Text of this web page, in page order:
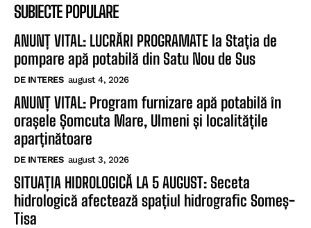
SUBIECTE POPULARE
ANUNȚ VITAL: LUCRĂRI PROGRAMATE la Stația de
pompare apă potabilă din Satu Nou de Sus
DE INTERES august 4, 2026
ANUNȚ VITAL: Program furnizare apă potabilă în
orașele Șomcuta Mare, Ulmeni și localitățile
aparținătoare
DE INTERES august 3, 2026
SITUAȚIA HIDROLOGICĂ LA 5 AUGUST: Seceta
hidrologică afectează spațiul hidrografic Someș-
Tisa